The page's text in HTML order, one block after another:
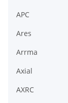
APC
Ares
Arrma
Axial
AXRC